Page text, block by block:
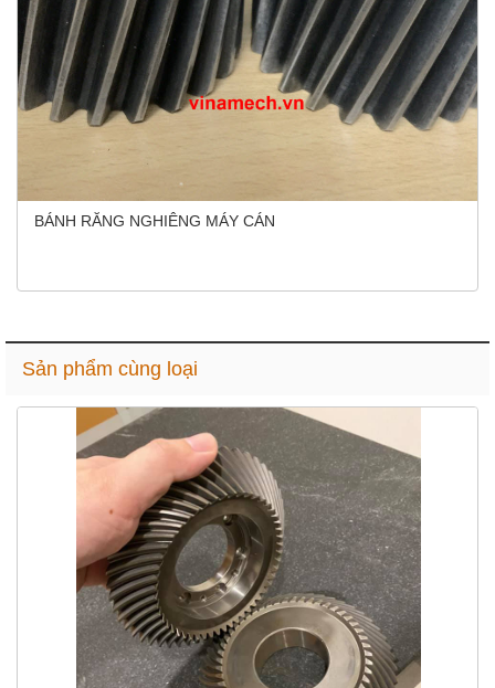
BÁNH RĂNG NGHIÊNG MÁY CÁN
Sản phẩm cùng loại